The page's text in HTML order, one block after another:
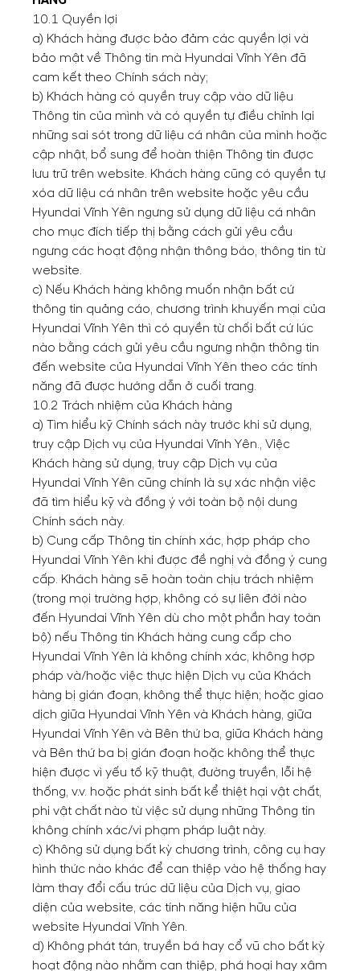
10.1 Quyền lợi
a) Khách hàng được bảo đảm các quyền lợi và
bảo mật về Thông tin mà Hyundai Vĩnh Yên đã
cam kết theo Chính sách này;
b) Khách hàng có quyền truy cập vào dữ liệu
Thông tin của mình và có quyền tự điều chỉnh lại
những sai sót trong dữ liệu cá nhân của mình hoặc
cập nhật, bổ sung để hoàn thiện Thông tin được
lưu trữ trên website. Khách hàng cũng có quyền tự
xóa dữ liệu cá nhân trên website hoặc yêu cầu
Hyundai Vĩnh Yên ngưng sử dụng dữ liệu cá nhân
cho mục đích tiếp thị bằng cách gửi yêu cầu
ngưng các hoạt động nhận thông báo, thông tin từ
website.
c) Nếu Khách hàng không muốn nhận bất cứ
thông tin quảng cáo, chương trình khuyến mại của
Hyundai Vĩnh Yên thì có quyền từ chối bất cứ lúc
nào bằng cách gửi yêu cầu ngưng nhận thông tin
đến website của Hyundai Vĩnh Yên theo các tính
năng đã được hướng dẫn ở cuối trang.
10.2 Trách nhiệm của Khách hàng
a) Tìm hiểu kỹ Chính sách này trước khi sử dụng,
truy cập Dịch vụ của Hyundai Vĩnh Yên., Việc
Khách hàng sử dụng, truy cập Dịch vụ của
Hyundai Vĩnh Yên cũng chính là sự xác nhận việc
đã tìm hiểu kỹ và đồng ý với toàn bộ nội dung
Chính sách này.
b) Cung cấp Thông tin chính xác, hợp pháp cho
Hyundai Vĩnh Yên khi được đề nghị và đồng ý cung
cấp. Khách hàng sẽ hoàn toàn chịu trách nhiệm
(trong mọi trường hợp, không có sự liên đới nào
đến Hyundai Vĩnh Yên dù cho một phần hay toàn
bộ) nếu Thông tin Khách hàng cung cấp cho
Hyundai Vĩnh Yên là không chính xác, không hợp
pháp và/hoặc việc thực hiện Dịch vụ của Khách
hàng bị gián đoạn, không thể thực hiện; hoặc giao
dịch giữa Hyundai Vĩnh Yên và Khách hàng, giữa
Hyundai Vĩnh Yên và Bên thứ ba, giữa Khách hàng
và Bên thứ ba bị gián đoạn hoặc không thể thực
hiện được vì yếu tố kỹ thuật, đường truyền, lỗi hệ
thống, v.v. hoặc phát sinh bất kể thiệt hại vật chất,
phi vật chất nào từ việc sử dụng những Thông tin
không chính xác/vi phạm pháp luật này.
c) Không sử dụng bất kỳ chương trình, công cụ hay
hình thức nào khác để can thiệp vào hệ thống hay
làm thay đổi cấu trúc dữ liệu của Dịch vụ, giao
diện của website, các tính năng hiện hữu của
website Hyundai Vĩnh Yên.
d) Không phát tán, truyền bá hay cổ vũ cho bất kỳ
hoạt động nào nhằm can thiệp, phá hoại hay xâm